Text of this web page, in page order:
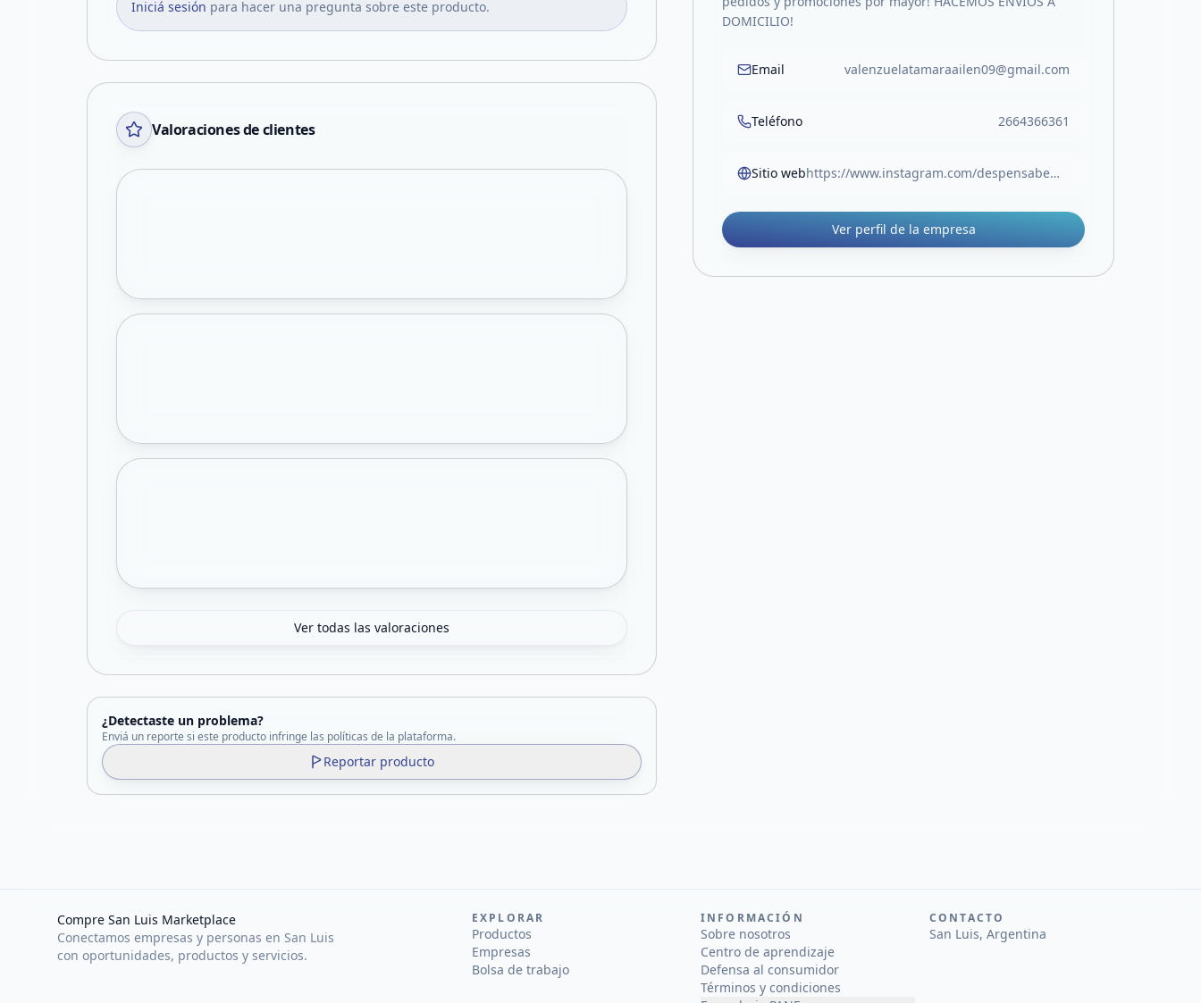
Iniciá sesión para hacer una pregunta sobre este producto.
Valoraciones de clientes
Ver todas las valoraciones
¿Detectaste un problema?
Enviá un reporte si este producto infringe las políticas de la plataforma.
Reportar producto
DOMICILIO!
Email valenzuelatamaraailen09@gmail.com
Teléfono 2664366361
Sitio web https://www.instagram.com/despensabem?igsh=cnBybXJsYQ5bWVi
Ver perfil de la empresa
Compre San Luis Marketplace
Conectamos empresas y personas en San Luis
con oportunidades, productos y servicios.
EXPLORAR
Productos
Empresas
Bolsa de trabajo
INFORMACIÓN
Sobre nosotros
Centro de aprendizaje
Defensa al consumidor
Términos y condiciones
CONTACTO
San Luis, Argentina